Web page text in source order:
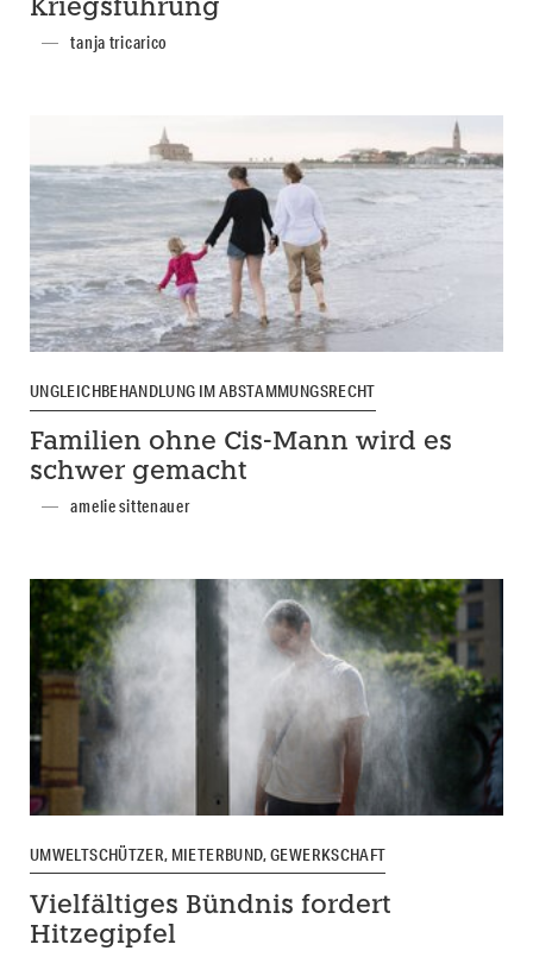
Kriegsführung
tanja tricarico
UNGLEICHBEHANDLUNG IM ABSTAMMUNGSRECHT
Familien ohne Cis-Mann wird es
schwer gemacht
amelie sittenauer
UMWELTSCHÜTZER, MIETERBUND, GEWERKSCHAFT
Vielfältiges Bündnis fordert
Hitzegipfel